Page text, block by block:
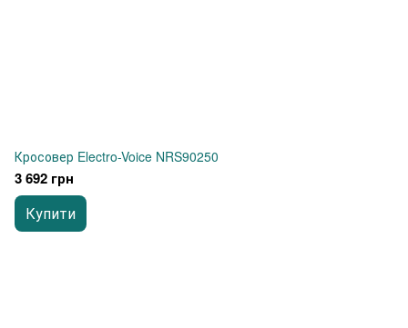
Кросовер Electro-Voice NRS90250
3 692 грн
Купити